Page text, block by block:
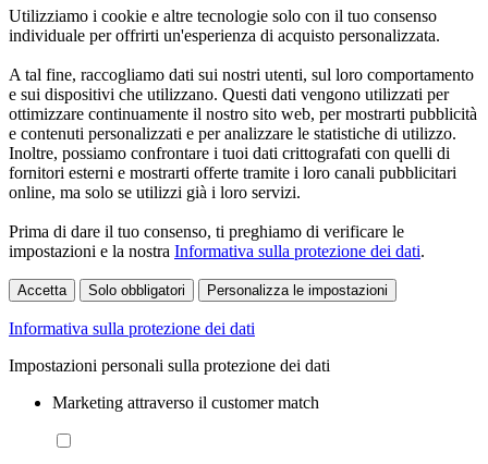
Utilizziamo i cookie e altre tecnologie solo con il tuo consenso
individuale per offrirti un'esperienza di acquisto personalizzata.
A tal fine, raccogliamo dati sui nostri utenti, sul loro comportamento
e sui dispositivi che utilizzano. Questi dati vengono utilizzati per
ottimizzare continuamente il nostro sito web, per mostrarti pubblicità
e contenuti personalizzati e per analizzare le statistiche di utilizzo.
Inoltre, possiamo confrontare i tuoi dati crittografati con quelli di
fornitori esterni e mostrarti offerte tramite i loro canali pubblicitari
online, ma solo se utilizzi già i loro servizi.
Prima di dare il tuo consenso, ti preghiamo di verificare le
impostazioni e la nostra Informativa sulla protezione dei dati.
Accetta Solo obbligatori Personalizza le impostazioni
Informativa sulla protezione dei dati
Impostazioni personali sulla protezione dei dati
Marketing attraverso il customer match